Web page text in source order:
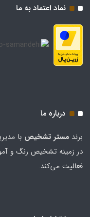
نماد اعتماد به ما
درباره ما
برند مستر تشخيص
در زمینه تشخیص رنگ و
فعالیت می‌کند.